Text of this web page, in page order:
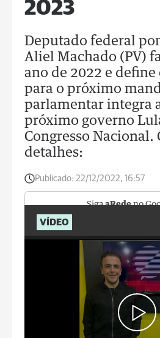
2023
Deputado federal
Aliel Machado (PV)
ano de 2022 e
para o próximo
parlamentar integra
próximo governo
Congresso Nacional.
detalhes:
Publicado: 22/12/2022, 16:57
SigaaRedeno
VÍDEO